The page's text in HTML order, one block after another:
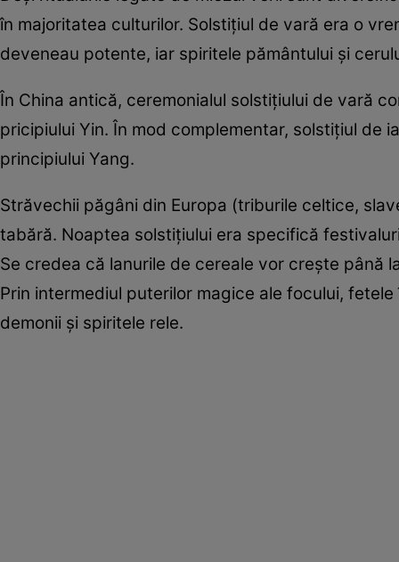
în majoritatea culturilor. Solstiţiul de vară era o
deveneau potente, iar spiritele pământului şi
În China antică, ceremonialul solstiţiului de vară
pricipiului Yin. În mod complementar, solstiţiul de
principiului Yang.
Străvechii păgâni din Europa (triburile celtice,
tabără. Noaptea solstiţiului era specifică
Se credea că lanurile de cereale vor creşte până
Prin intermediul puterilor magice ale focului,
demonii şi spiritele rele.